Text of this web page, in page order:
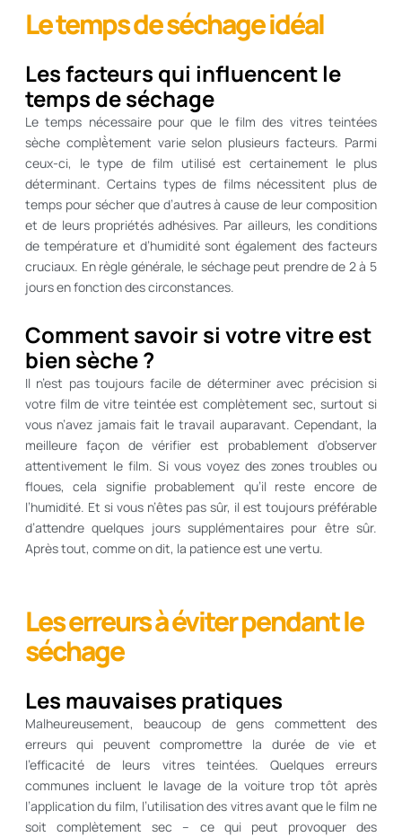
Le temps de séchage idéal
Les facteurs qui influencent le
temps de séchage
Le temps nécessaire pour que le film des vitres teintées
sèche complè̀tement varie selon plusieurs facteurs. Parmi
ceux-ci, le type de film utilisé est certainement le plus
déterminant. Certains types de films nécessitent plus de
temps pour sécher que d’autres à cause de leur composition
et de leurs propriétés adhésives. Par ailleurs, les conditions
de température et d’humidité sont également des facteurs
cruciaux. En règle générale, le séchage peut prendre de 2 à 5
jours en fonction des circonstances.
Comment savoir si votre vitre est
bien sèche ?
Il n’est pas toujours facile de déterminer avec précision si
votre film de vitre teintée est complètement sec, surtout si
vous n’avez jamais fait le travail auparavant. Cependant, la
meilleure façon de vérifier est probablement d’observer
attentivement le film. Si vous voyez des zones troubles ou
floues, cela signifie probablement qu’il reste encore de
l’humidité. Et si vous n’êtes pas sûr, il est toujours préférable
d’attendre quelques jours supplémentaires pour être sûr.
Après tout, comme on dit, la patience est une vertu.
Les erreurs à éviter pendant le
séchage
Les mauvaises pratiques
Malheureusement, beaucoup de gens commettent des
erreurs qui peuvent compromettre la durée de vie et
l’efficacité de leurs vitres teintées. Quelques erreurs
communes incluent le lavage de la voiture trop tôt après
l’application du film, l’utilisation des vitres avant que le film ne
soit complètement sec – ce qui peut provoquer des